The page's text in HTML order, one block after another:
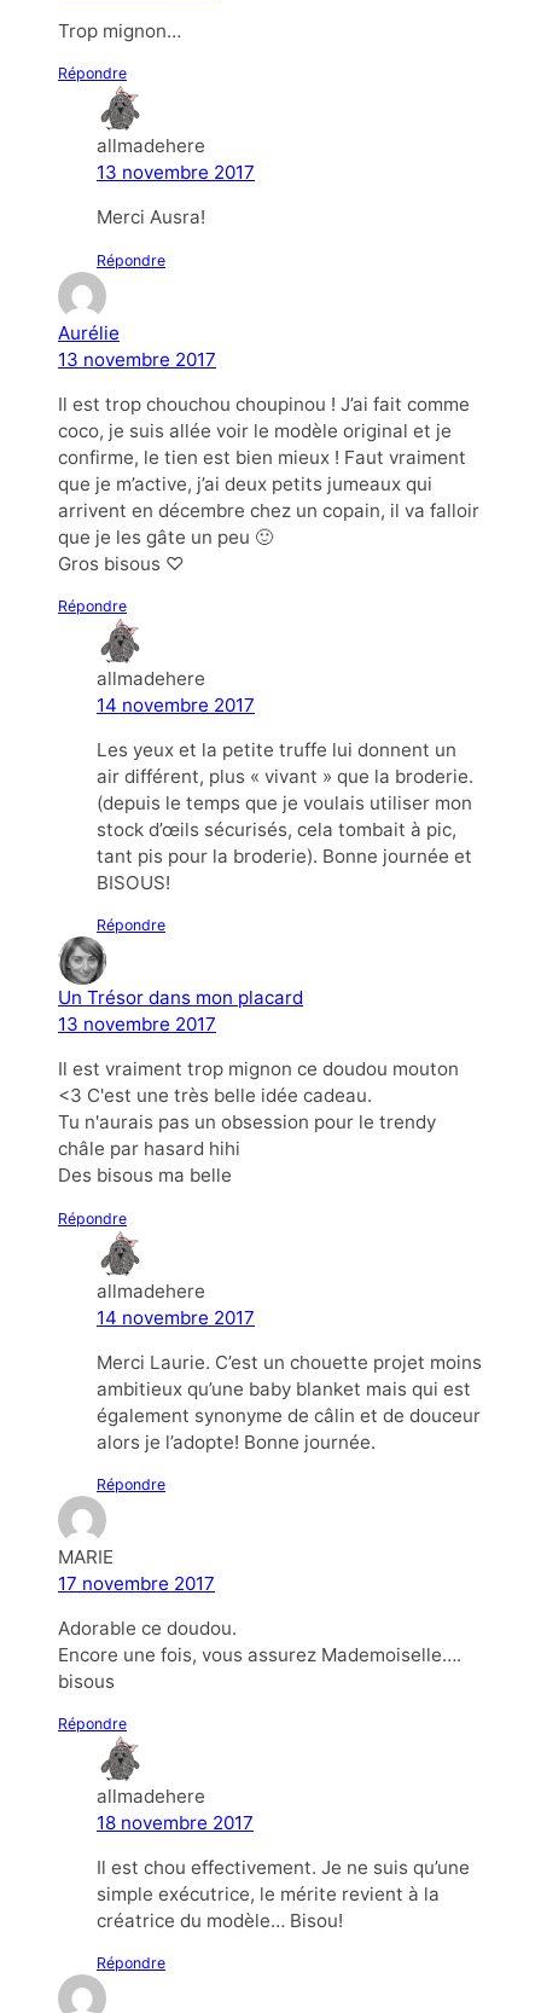
Trop mignon…
Répondre
allmadehere
13 novembre 2017
Merci Ausra!
Répondre
Aurélie
13 novembre 2017
Il est trop chouchou choupinou ! J’ai fait comme
coco, je suis allée voir le modèle original et je
confirme, le tien est bien mieux ! Faut vraiment
que je m’active, j’ai deux petits jumeaux qui
arrivent en décembre chez un copain, il va falloir
que je les gâte un peu 🙂
Gros bisous ♡
Répondre
allmadehere
14 novembre 2017
Les yeux et la petite truffe lui donnent un
air différent, plus « vivant » que la broderie.
(depuis le temps que je voulais utiliser mon
stock d’œils sécurisés, cela tombait à pic,
tant pis pour la broderie). Bonne journée et
BISOUS!
Répondre
Un Trésor dans mon placard
13 novembre 2017
Il est vraiment trop mignon ce doudou mouton
<3 C'est une très belle idée cadeau.
Tu n'aurais pas un obsession pour le trendy
châle par hasard hihi
Des bisous ma belle
Répondre
allmadehere
14 novembre 2017
Merci Laurie. C’est un chouette projet moins
ambitieux qu’une baby blanket mais qui est
également synonyme de câlin et de douceur
alors je l’adopte! Bonne journée.
Répondre
MARIE
17 novembre 2017
Adorable ce doudou.
Encore une fois, vous assurez Mademoiselle….
bisous
Répondre
allmadehere
18 novembre 2017
Il est chou effectivement. Je ne suis qu’une
simple exécutrice, le mérite revient à la
créatrice du modèle… Bisou!
Répondre